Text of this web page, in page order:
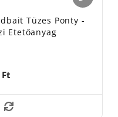
Tüzes Ponty -
Etetőanyag